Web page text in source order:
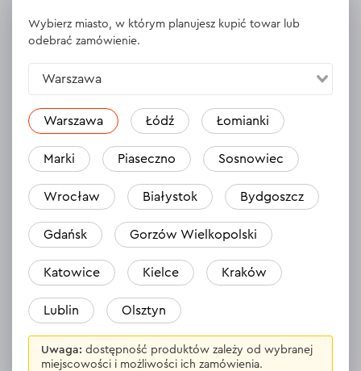
Model FC-230
Napięcie akumulatora 20 V
Typ akumulatora Li-Ion
Prąd ładowania 3.0 А
Napięcie wyjściowe 20 V
Czas ładowania akumulatora 2 Ah 50 min
ładowania akumulatora
od 5 °C do 45 °C
Materiały uzupełniające
Wybierz miasto, w którym planujesz kupić towar lub
odebrać zamówienie.
Warszawa
Warszawa Łódź Łomianki
Marki Piaseczno Sosnowiec
Wrocław Białystok Bydgoszcz
Gdańsk Gorzów Wielkopolski
Katowice Kielce Kraków
Lublin Olsztyn
Uwaga: dostępność produktów zależy od wybranej
miejscowości i możliwości ich zamówienia.